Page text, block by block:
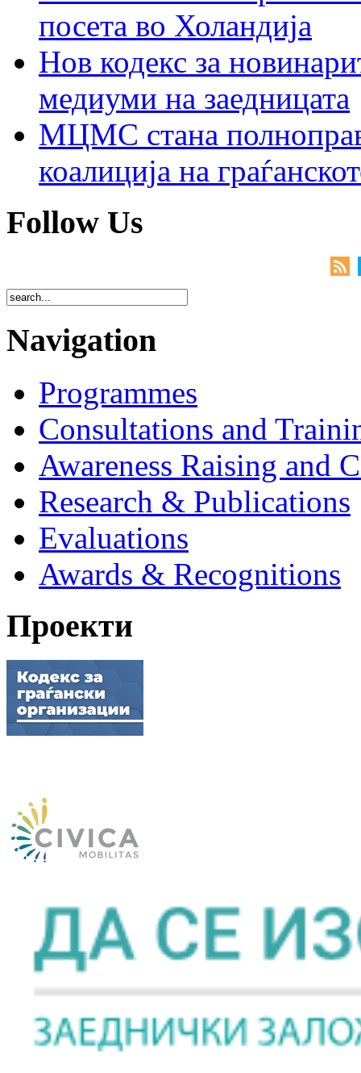
посета во Холандија
Нов кодекс за
медиуми на заедницата
МЦМС стана
коалиција на
Follow Us
Navigation
Programmes
Consultations and
Awareness Raising and
Research & Publications
Evaluations
Awards & Recognitions
Проекти